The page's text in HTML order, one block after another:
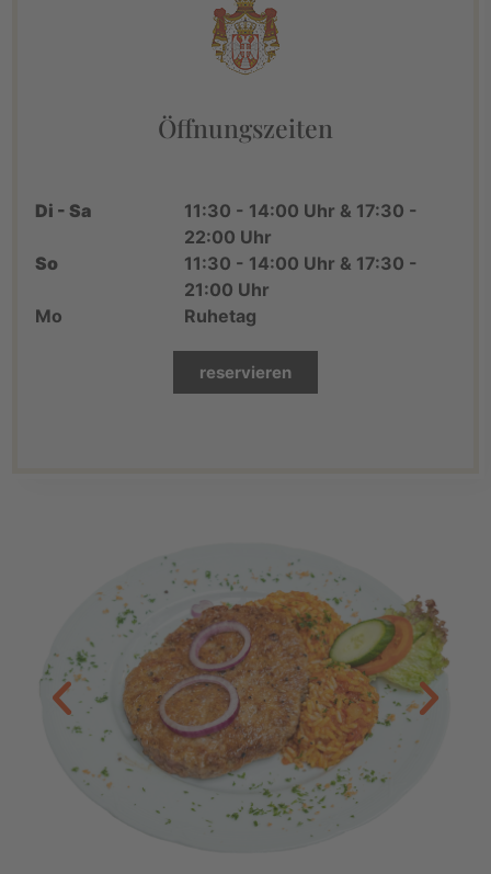
Öffnungszeiten
Di - Sa
11:30 - 14:00 Uhr & 17:30 -
22:00 Uhr
So
11:30 - 14:00 Uhr & 17:30 -
21:00 Uhr
Mo
Ruhetag
reservieren